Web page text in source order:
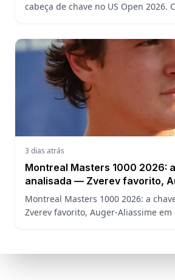
cabeça de chave no US Open 2026.
3 dias atrás
Montreal Masters 1000 2026:
analisada — Zverev favorito,
em casa e o caminho de João
Montreal Masters 1000 2026: a
Zverev favorito, Auger-Aliassime em